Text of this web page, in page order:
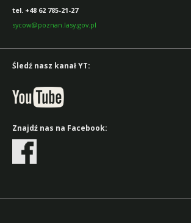
tel. +48 62 785-21-27
sycow@poznan.lasy.gov.pl
Śledź nasz kanał YT:
Znajdź nas na Facebook: